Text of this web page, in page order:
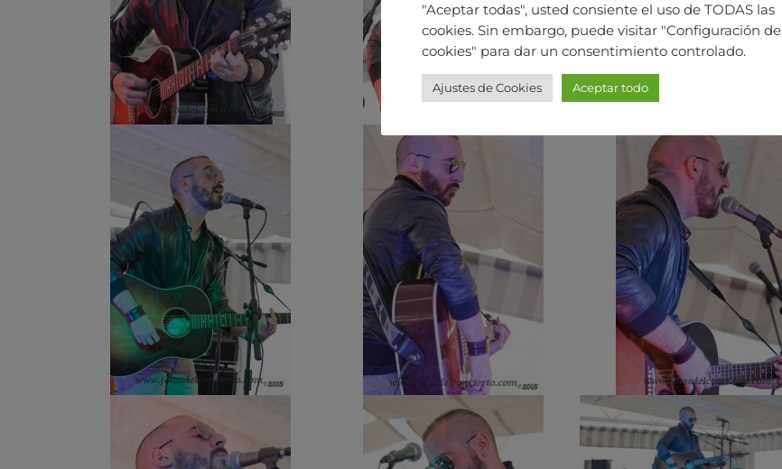
"Aceptar todas", usted consiente el uso de TODAS las
cookies. Sin embargo, puede visitar "Configuración de
cookies" para dar un consentimiento controlado.
Ajustes de Cookies Aceptar todo